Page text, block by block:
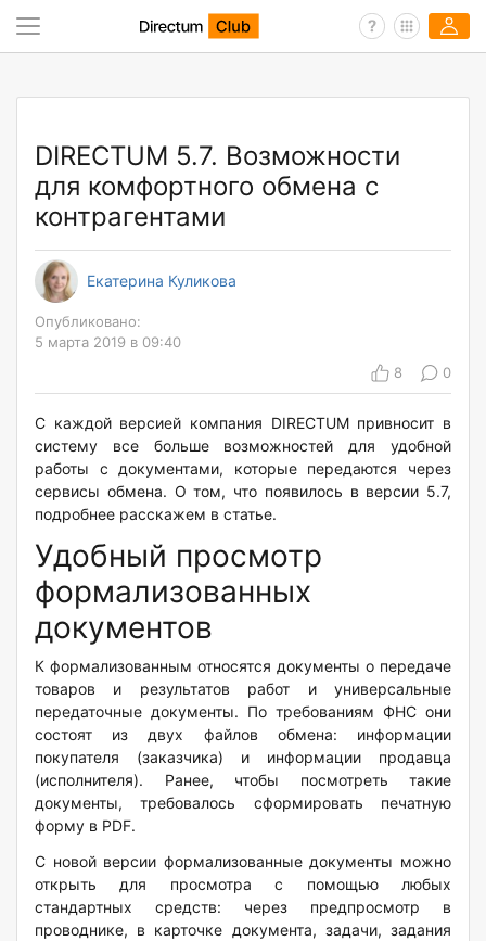
DIRECTUM 5.7. Возможности
для комфортного обмена с
контрагентами
Екатерина Куликова
Опубликовано:
5 марта 2019 в 09:40
8
0
С каждой версией компания DIRECTUM привносит в
систему все больше возможностей для удобной
работы с документами, которые передаются через
сервисы обмена. О том, что появилось в версии 5.7,
подробнее расскажем в статье.
Удобный просмотр
формализованных
документов
К формализованным относятся документы о передаче
товаров и результатов работ и универсальные
передаточные документы. По требованиям ФНС они
состоят из двух файлов обмена: информации
покупателя (заказчика) и информации продавца
(исполнителя). Ранее, чтобы посмотреть такие
документы, требовалось сформировать печатную
форму в PDF.
С новой версии формализованные документы можно
открыть для просмотра с помощью любых
стандартных средств: через предпросмотр в
проводнике, в карточке документа, задачи, задания